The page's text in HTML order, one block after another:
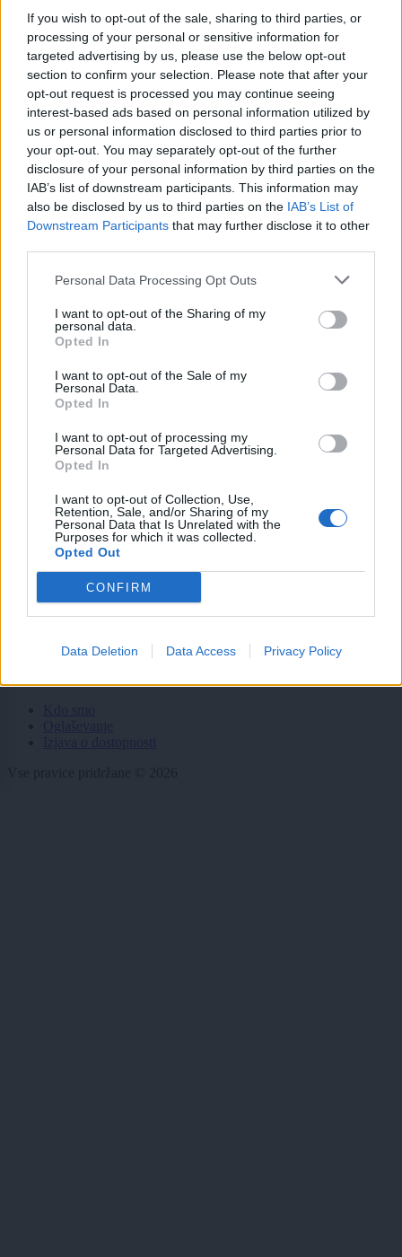
If you wish to opt-out of the sale, sharing to third parties, or
processing of your personal or sensitive information for
targeted advertising by us, please use the below opt-out
section to confirm your selection. Please note that after your
opt-out request is processed you may continue seeing
interest-based ads based on personal information utilized by
us or personal information disclosed to third parties prior to
your opt-out. You may separately opt-out of the further
disclosure of your personal information by third parties on the
IAB’s list of downstream participants. This information may
also be disclosed by us to third parties on the IAB’s List of
Downstream Participants that may further disclose it to other
Personal Data Processing Opt Outs
I want to opt-out of the Sharing of my
personal data.
Opted In
I want to opt-out of the Sale of my
Personal Data.
Opted In
I want to opt-out of processing my
Personal Data for Targeted Advertising.
Opted In
I want to opt-out of Collection, Use,
Retention, Sale, and/or Sharing of my
Personal Data that Is Unrelated with the
Purposes for which it was collected.
Opted Out
CONFIRM
Data Deletion Data Access Privacy Policy
Naročite se
Imaš novico, informacijo, fotografijo ali video, ki bi nas utegnila
zanimati? Najboljše nagradimo.
Pošlji
Moji Mediji d.o.o.
sobotainfo.com•mariborinfo.com•ptujinfo.com•pomurec.com
Vse pravice pridržane © 2026
Tematike
Slovenija
Svet
Politika
Kronika
Zdravje
Šport
Scena
Zadnje novice
Rubrike
Dogodki
Igre
Prijavi se na cajtng